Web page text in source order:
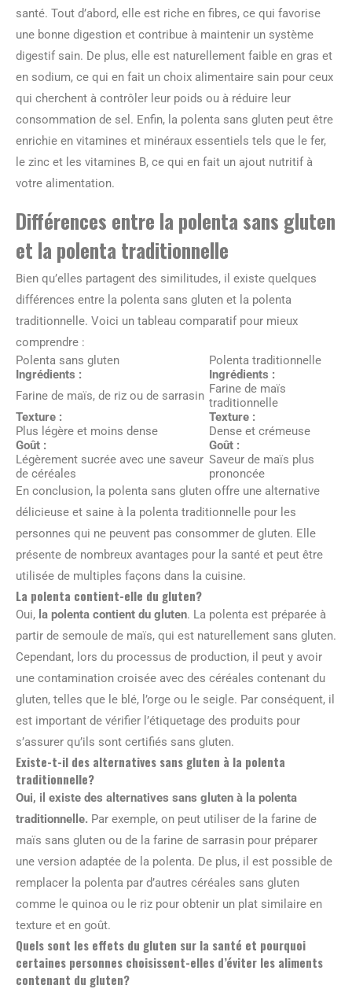
santé. Tout d’abord, elle est riche en fibres, ce qui favorise
une bonne digestion et contribue à maintenir un système
digestif sain. De plus, elle est naturellement faible en gras et
en sodium, ce qui en fait un choix alimentaire sain pour ceux
qui cherchent à contrôler leur poids ou à réduire leur
consommation de sel. Enfin, la polenta sans gluten peut être
enrichie en vitamines et minéraux essentiels tels que le fer,
le zinc et les vitamines B, ce qui en fait un ajout nutritif à
votre alimentation.
Différences entre la polenta sans gluten
et la polenta traditionnelle
Bien qu’elles partagent des similitudes, il existe quelques
différences entre la polenta sans gluten et la polenta
traditionnelle. Voici un tableau comparatif pour mieux
comprendre :
Polenta sans gluten
Polenta traditionnelle
Ingrédients :
Ingrédients :
Farine de maïs, de riz ou de sarrasin Farine de maïs
traditionnelle
Texture :
Texture :
Plus légère et moins dense
Dense et crémeuse
Goût :
Goût :
Légèrement sucrée avec une saveur
de céréales
Saveur de maïs plus
prononcée
En conclusion, la polenta sans gluten offre une alternative
délicieuse et saine à la polenta traditionnelle pour les
personnes qui ne peuvent pas consommer de gluten. Elle
présente de nombreux avantages pour la santé et peut être
utilisée de multiples façons dans la cuisine.
La polenta contient-elle du gluten?
Oui, la polenta contient du gluten. La polenta est préparée à
partir de semoule de maïs, qui est naturellement sans gluten.
Cependant, lors du processus de production, il peut y avoir
une contamination croisée avec des céréales contenant du
gluten, telles que le blé, l’orge ou le seigle. Par conséquent, il
est important de vérifier l’étiquetage des produits pour
s’assurer qu’ils sont certifiés sans gluten.
Existe-t-il des alternatives sans gluten à la polenta
traditionnelle?
Oui, il existe des alternatives sans gluten à la polenta
traditionnelle. Par exemple, on peut utiliser de la farine de
maïs sans gluten ou de la farine de sarrasin pour préparer
une version adaptée de la polenta. De plus, il est possible de
remplacer la polenta par d’autres céréales sans gluten
comme le quinoa ou le riz pour obtenir un plat similaire en
texture et en goût.
Quels sont les effets du gluten sur la santé et pourquoi
certaines personnes choisissent-elles d’éviter les aliments
contenant du gluten?